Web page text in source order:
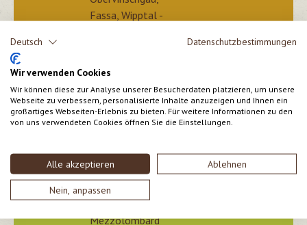
Deutsch Datenschutzbestimmungen
Wir verwenden Cookies
Wir können diese zur Analyse unserer Besucherdaten platzieren, um unsere
Webseite zu verbessern, personalisierte Inhalte anzuzeigen und Ihnen ein
großartiges Webseiten-Erlebnis zu bieten. Für weitere Informationen zu den
von uns verwendeten Cookies öffnen Sie die Einstellungen.
Alle akzeptieren Ablehnen
Nein, anpassen
Fassa, Wipptal -
DONNERSTAG
Ulten,
Überetsch,
Unterland,
Ritten, Sarntal,
Nonsberg,
Trient -
Gardasee,
Valsugana,
Mezzolombard
DI - 16 Uhr DI - 16 Uhr